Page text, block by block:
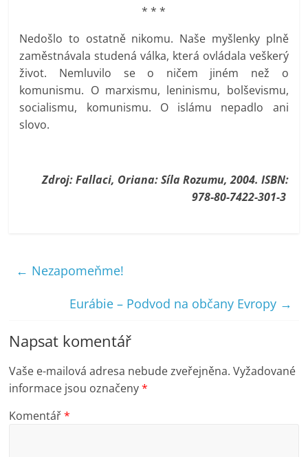
* * *
Nedošlo to ostatně nikomu. Naše myšlenky plně
zaměstnávala studená válka, která ovládala veškerý
život. Nemluvilo se o ničem jiném než o
komunismu. O marxismu, leninismu, bolševismu,
socialismu, komunismu. O islámu nepadlo ani
slovo.
Zdroj: Fallaci, Oriana: Síla Rozumu, 2004. ISBN:
978-80-7422-301-3
← Nezapomeňme!
Eurábie – Podvod na občany Evropy →
Napsat komentář
Vaše e-mailová adresa nebude zveřejněna. Vyžadované
informace jsou označeny*
Komentář*